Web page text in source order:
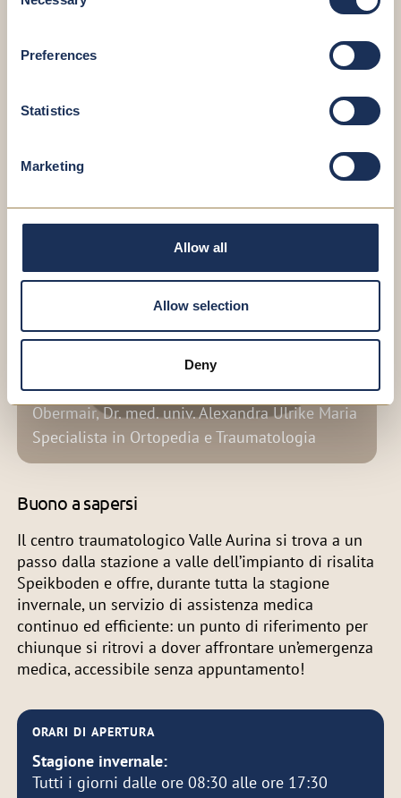
Preferences
Statistics
Marketing
Allow all
Allow selection
Deny
Ausserhofer, Dr. med. univ. Roland
Obermair, Dr. med. univ. Alexandra Ulrike Maria
Specialista in Ortopedia e Traumatologia
Buono a sapersi
Il centro traumatologico Valle Aurina si trova a un
passo dalla stazione a valle dell’impianto di risalita
Speikboden e offre, durante tutta la stagione
invernale, un servizio di assistenza medica
continuo ed efficiente: un punto di riferimento per
chiunque si ritrovi a dover affrontare un’emergenza
medica, accessibile senza appuntamento!
ORARI DI APERTURA
Stagione invernale:
Tutti i giorni dalle ore 08:30 alle ore 17:30